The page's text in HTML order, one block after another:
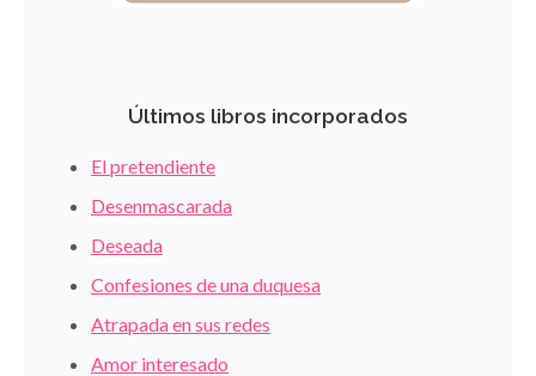
Últimos libros incorporados
El pretendiente
Desenmascarada
Deseada
Confesiones de una duquesa
Atrapada en sus redes
Amor interesado